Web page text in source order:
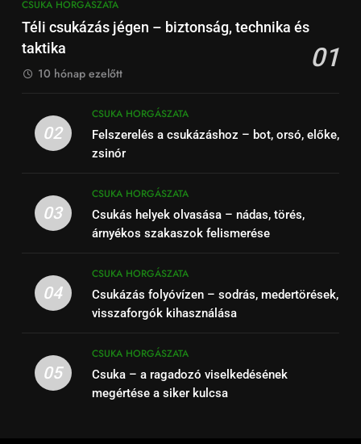
CSUKA HORGÁSZATA
Téli csukázás jégen – biztonság, technika és
taktika
01
10 hónap ezelőtt
02
CSUKA HORGÁSZATA
Felszerelés a csukázáshoz – bot, orsó, előke,
zsinór
03
CSUKA HORGÁSZATA
Csukás helyek olvasása – nádas, törés,
árnyékos szakaszok felismerése
04
CSUKA HORGÁSZATA
Csukázás folyóvízen – sodrás, medertörések,
visszaforgók kihasználása
05
CSUKA HORGÁSZATA
Csuka – a ragadozó viselkedésének
megértése a siker kulcsa